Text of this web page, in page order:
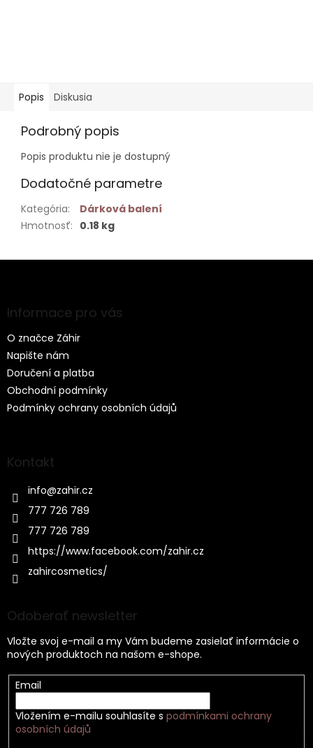
Popis Diskusia
Podrobný popis
Popis produktu nie je dostupný
Dodatočné parametre
Kategória:
Dárková balení
Hmotnosť: 0.18 kg
Z
ä
e
Informace pro vás
O značce Záhir
Napište nám
Doručení a platba
Obchodní podmínky
Podmínky ochrany osobních údajů
Kontakt
info@zahir.cz
777 726 789
777 726 789
https://www.facebook.com/zahir.cz
zahircosmetics/
Odoberať newsletter
Vložte svoj e-mail a my Vám budeme zasielať informácie o
nových produktoch na našom e-shope.
Email
Vložením e-mailu souhlasíte s podmínkami ochrany
osobních údajů